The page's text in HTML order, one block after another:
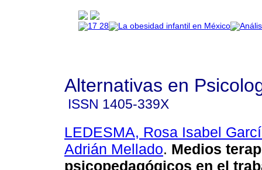
Alternativas en
ISSN 1405-339X
LEDESMA, Rosa Isabel
Adrián Mellado. Medios
psicopedagógicos en el